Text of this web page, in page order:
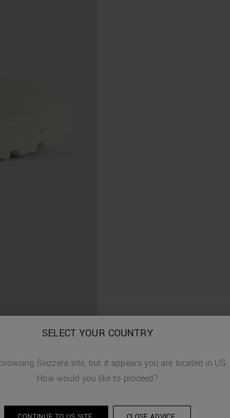
SELECT YOUR COUNTRY
Svizzera site, but it appears you are located in US.
How would you like to proceed?